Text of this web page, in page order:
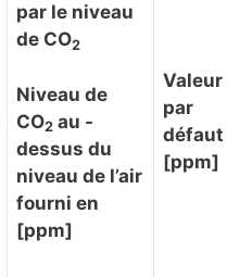
par le niveau
de CO2
Niveau de
CO2 au -
dessus du
niveau de l’air
fourni en
[ppm]
Valeur
par
défaut
[ppm]